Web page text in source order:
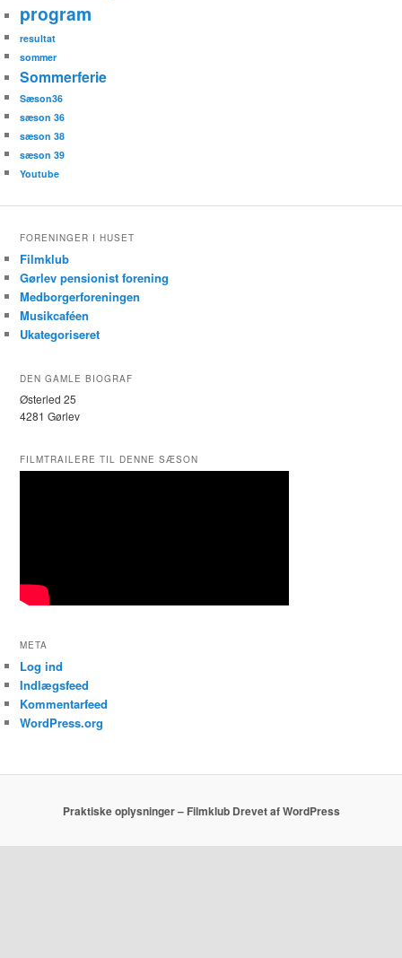
program
resultat
sommer
Sommerferie
Sæson36
sæson 36
sæson 38
sæson 39
Youtube
FORENINGER I HUSET
Filmklub
Gørlev pensionist forening
Medborgerforeningen
Musikcaféen
Ukategoriseret
DEN GAMLE BIOGRAF
Østerled 25
4281 Gørlev
FILMTRAILERE TIL DENNE SÆSON
META
Log ind
Indlægsfeed
Kommentarfeed
WordPress.org
Praktiske oplysninger – Filmklub Drevet af WordPress